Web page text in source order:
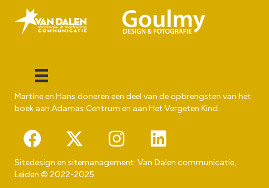
Martine en Hans doneren een deel van de opbrengsten van het
boek aan Adamas Centrum en aan Het Vergeten Kind.
Sitedesign en sitemanagement: Van Dalen communicatie,
Leiden © 2022-2025